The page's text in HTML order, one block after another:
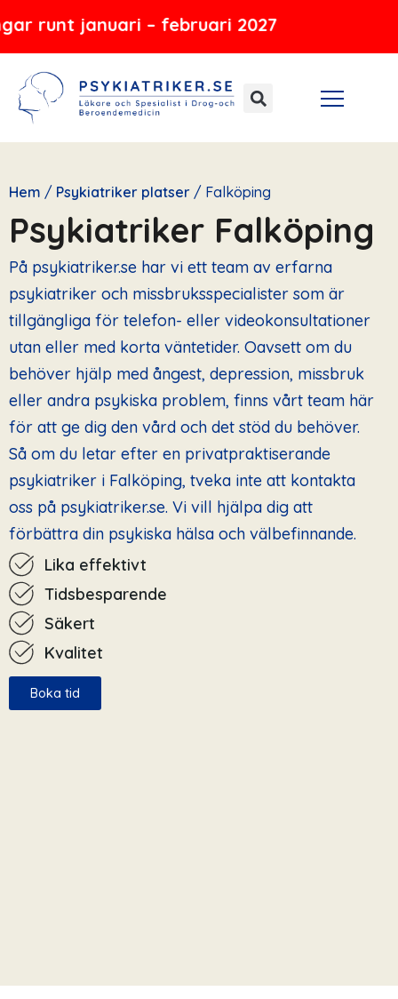
– februari 2027
innehåll
Hem / Psykiatriker platser / Falköping
Psykiatriker Falköping
På psykiatriker.se har vi ett team av erfarna
psykiatriker och missbruksspecialister som är
tillgängliga för telefon- eller videokonsultationer
utan eller med korta väntetider. Oavsett om du
behöver hjälp med ångest, depression, missbruk
eller andra psykiska problem, finns vårt team här
för att ge dig den vård och det stöd du behöver.
Så om du letar efter en privatpraktiserande
psykiatriker i Falköping, tveka inte att kontakta
oss på psykiatriker.se. Vi vill hjälpa dig att
förbättra din psykiska hälsa och välbefinnande.
Lika effektivt
Tidsbesparende
Säkert
Kvalitet
Boka tid